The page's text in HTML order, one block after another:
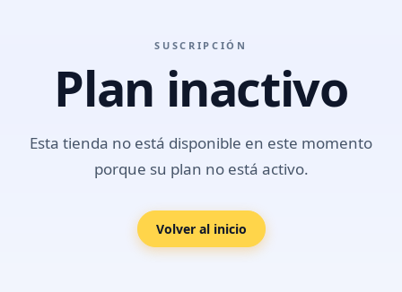
SUSCRIPCIÓN
Plan inactivo
Esta tienda no está disponible en este momento
porque su plan no está activo.
Volver al inicio